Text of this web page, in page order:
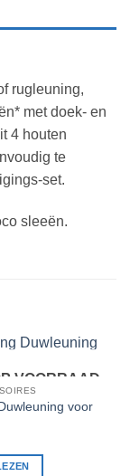
rugleuning,
met doek- en
4 houten
te
set.
sleeën.
VOORRAAD
voor